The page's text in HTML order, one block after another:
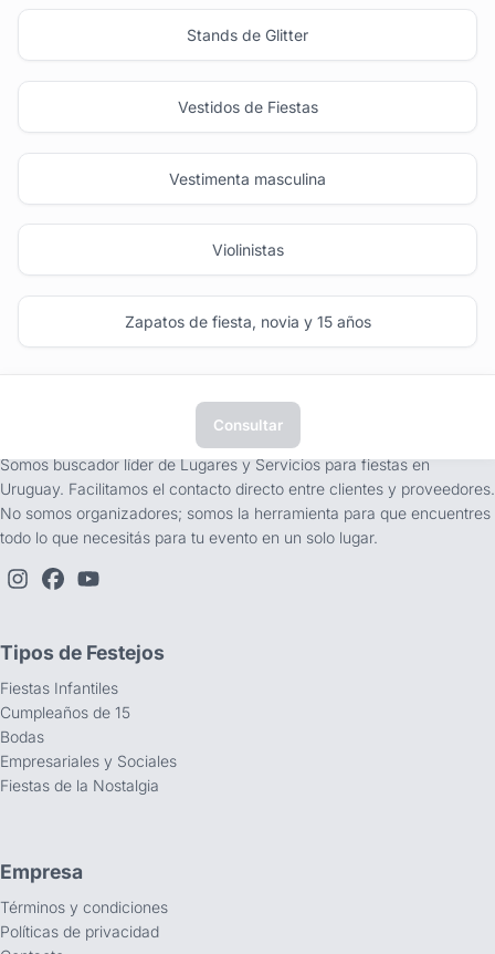
Stands de Glitter
Vestidos de Fiestas
Vestimenta masculina
Violinistas
Zapatos de fiesta, novia y 15 años
Consultar
Somos buscador líder de Lugares y Servicios para fiestas en
Uruguay. Facilitamos el contacto directo entre clientes y proveedores.
No somos organizadores; somos la herramienta para que encuentres
todo lo que necesitás para tu evento en un solo lugar.
Tipos de Festejos
Fiestas Infantiles
Cumpleaños de 15
Bodas
Empresariales y Sociales
Fiestas de la Nostalgia
Empresa
Términos y condiciones
Políticas de privacidad